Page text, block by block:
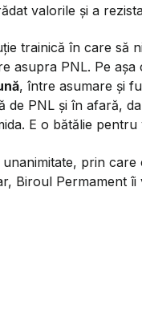
valorile și a
trainică în care să
asupra PNL. Pe
, între asumare și
de PNL și în afară,
E o bătălie pentru
prin
Biroul Permament